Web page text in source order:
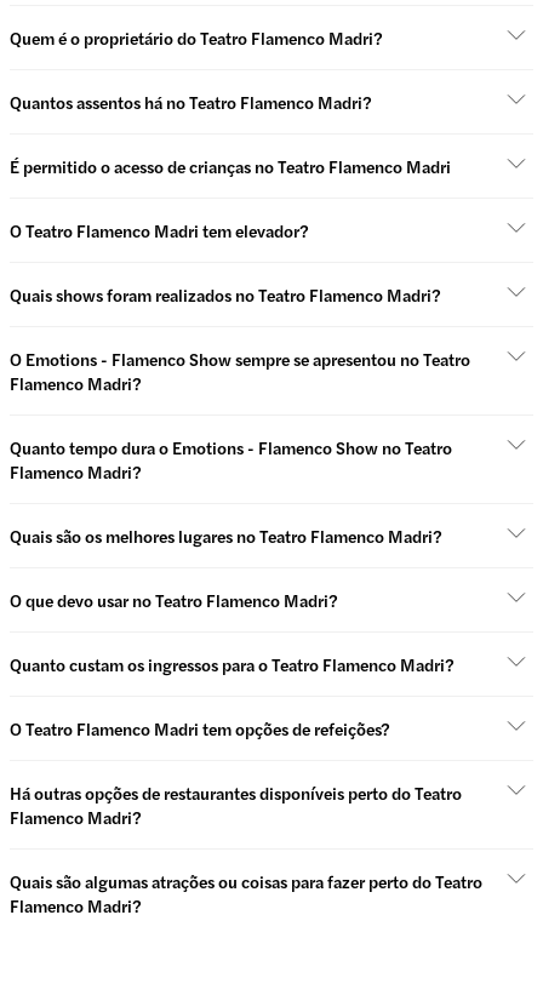
Quem é o proprietário do Teatro Flamenco Madri?
Quantos assentos há no Teatro Flamenco Madri?
É permitido o acesso de crianças no Teatro Flamenco Madri
O Teatro Flamenco Madri tem elevador?
Quais shows foram realizados no Teatro Flamenco Madri?
O Emotions - Flamenco Show sempre se apresentou no Teatro
Flamenco Madri?
Quanto tempo dura o Emotions - Flamenco Show no Teatro
Flamenco Madri?
Quais são os melhores lugares no Teatro Flamenco Madri?
O que devo usar no Teatro Flamenco Madri?
Quanto custam os ingressos para o Teatro Flamenco Madri?
O Teatro Flamenco Madri tem opções de refeições?
Há outras opções de restaurantes disponíveis perto do Teatro
Flamenco Madri?
Quais são algumas atrações ou coisas para fazer perto do Teatro
Flamenco Madri?